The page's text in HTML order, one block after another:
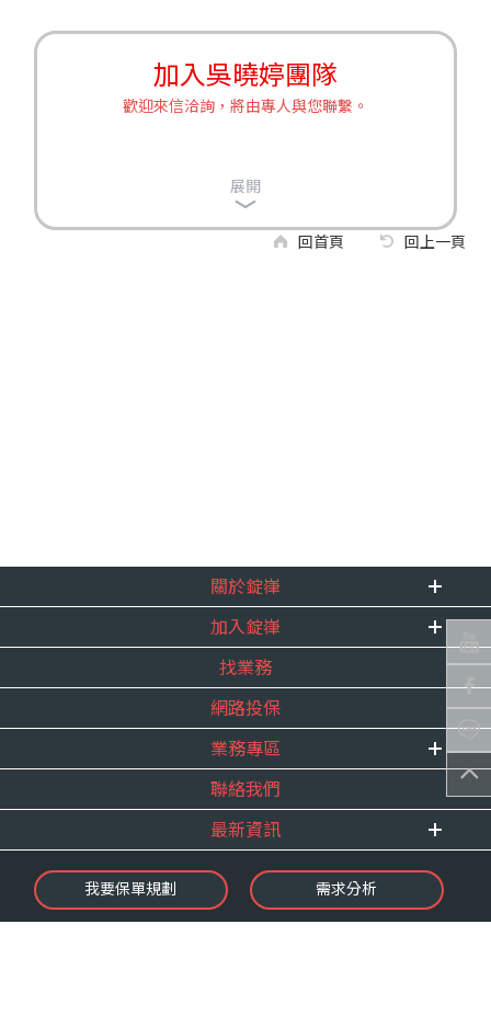
展開
加入吳曉婷團隊
歡迎來信洽詢，將由專人與您聯繫。
回首頁 回上一頁
關於錠嵂
企業資訊
重要事跡
得獎紀錄
服務宣言
合作夥伴
加入錠嵂
內勤招聘
精英招募
年度增員計畫
找業務
網路投保
業務專區
E 線資源網
聯絡我們
最新資訊
最新消息
錠嵂焦點
我要保單規劃 需求分析